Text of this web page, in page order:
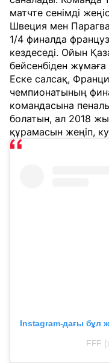
матчте сенімді
Швеция мен
1/4 финалда
кездеседі. Ойын
бейсенбіден жұмаға
Еске салсақ,
чемпионатының
командасына
болатын, ал 2018
құрамасын жеңіп,
Instagram-дағы бұл
FFF